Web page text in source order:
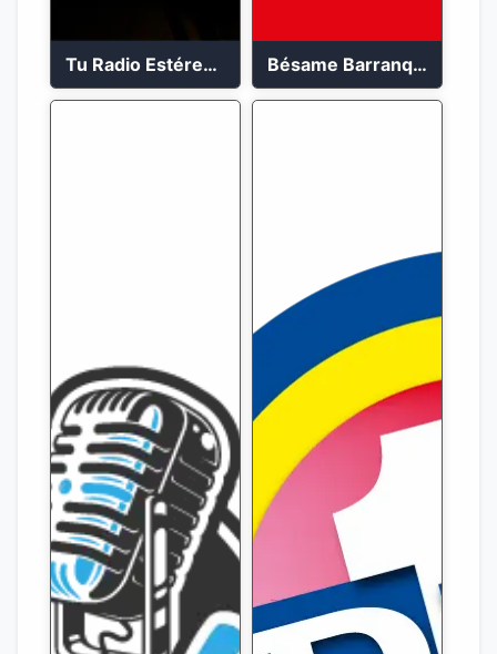
Tu Radio Estéreo 24/7 Bésame Barranquilla en vivo 88.6 FM